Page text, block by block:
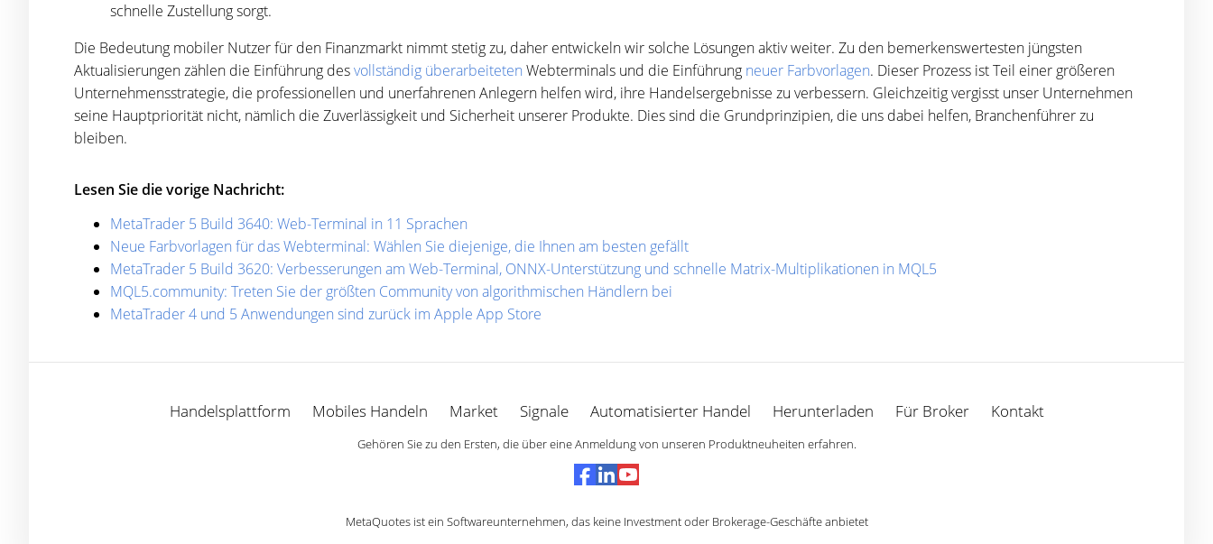
schnelle Zustellung sorgt.
Die Bedeutung mobiler Nutzer für den Finanzmarkt nimmt stetig zu, daher entwickeln wir solche Lösungen aktiv weiter. Zu den bemerkenswertesten jüngsten
Aktualisierungen zählen die Einführung desvollständig überarbeiteten Webterminals und die Einführung neuer Farbvorlagen. Dieser Prozess ist Teil einer größeren
Unternehmensstrategie, die professionellen und unerfahrenen Anlegern helfen wird, ihre Handelsergebnisse zu verbessern. Gleichzeitig vergisst unser Unternehmen
seine Hauptpriorität nicht, nämlich die Zuverlässigkeit und Sicherheit unserer Produkte. Dies sind die Grundprinzipien, die uns dabei helfen, Branchenführer zu
bleiben.
Lesen Sie die vorige Nachricht:
MetaTrader 5 Build 3640: Web-Terminal in 11 Sprachen
Neue Farbvorlagen für das Webterminal: Wählen Sie diejenige, die Ihnen am besten gefällt
MetaTrader 5 Build 3620: Verbesserungen am Web-Terminal, ONNX-Unterstützung und schnelle Matrix-Multiplikationen in MQL5
MQL5.community: Treten Sie der größten Community von algorithmischen Händlern bei
MetaTrader 4 und 5 Anwendungen sind zurück im Apple App Store
Handelsplattform Mobiles Handeln Market Signale Automatisierter Handel Herunterladen Für Broker Kontakt
Gehören Sie zu den Ersten, die über eine Anmeldung von unseren Produktneuheiten erfahren.
MetaQuotes ist ein Softwareunternehmen, das keine Investment oder Brokerage-Geschäfte anbietet